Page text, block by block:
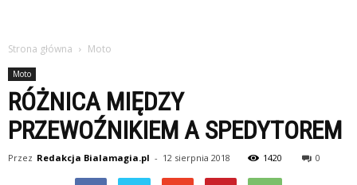
Strona główna Moto
Moto
RÓŻNICA MIĘDZY
PRZEWOŹNIKIEM A SPEDYTOREM
Przez Redakcja Bialamagia.pl - 12 sierpnia 2018 1420 0